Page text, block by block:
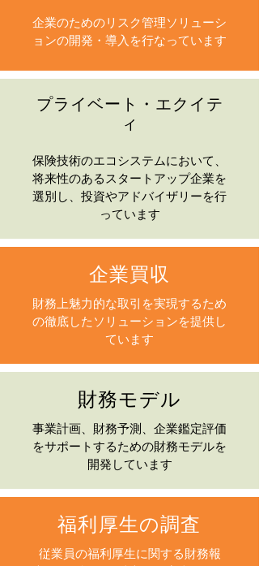
企業のためのリスク管理ソリューシ
ョンの開発・導入を行なっています
プライベート・エクイテ
ィ
保険技術のエコシステムにおいて、
将来性のあるスタートアップ企業を
選別し、投資やアドバイザリーを行
っています
企業買収
財務上魅力的な取引を実現するため
の徹底したソリューションを提供し
ています
財務モデル
事業計画、財務予測、企業鑑定評価
をサポートするための財務モデルを
開発しています
福利厚生の調査
従業員の福利厚生に関する財務報